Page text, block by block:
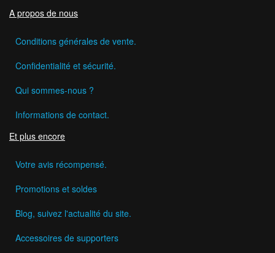
A propos de nous
Conditions générales de vente.
Confidentialité et sécurité.
Qui sommes-nous ?
Informations de contact.
Et plus encore
Votre avis récompensé.
Promotions et soldes
Blog, suivez l'actualité du site.
Accessoires de supporters